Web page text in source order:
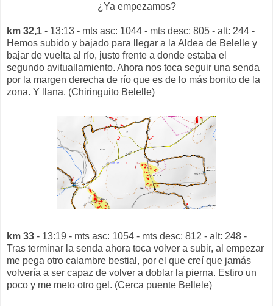
¿Ya empezamos?
km 32,1 - 13:13 - mts asc: 1044 - mts desc: 805 - alt: 244 -
Hemos subido y bajado para llegar a la Aldea de Belelle y
bajar de vuelta al río, justo frente a donde estaba el
segundo avituallamiento. Ahora nos toca seguir una senda
por la margen derecha de río que es de lo más bonito de la
zona. Y llana. (Chiringuito Belelle)
km 33 - 13:19 - mts asc: 1054 - mts desc: 812 - alt: 248 -
Tras terminar la senda ahora toca volver a subir, al empezar
me pega otro calambre bestial, por el que creí que jamás
volvería a ser capaz de volver a doblar la pierna. Estiro un
poco y me meto otro gel. (Cerca puente Bellele)